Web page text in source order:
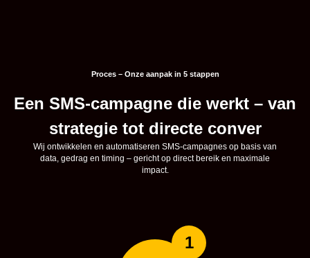
Proces – Onze aanpak in 5 stappen
Een SMS-campagne die werkt – van
strategie tot directe conver
Wij ontwikkelen en automatiseren SMS-campagnes op basis van
data, gedrag en timing – gericht op direct bereik en maximale
impact.
1